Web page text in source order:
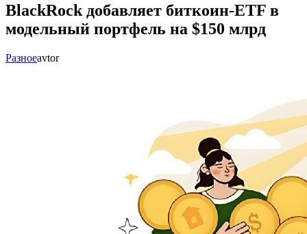
BlackRock добавляет биткоин-ETF в
модельный портфель на $150 млрд
Разноеavtor